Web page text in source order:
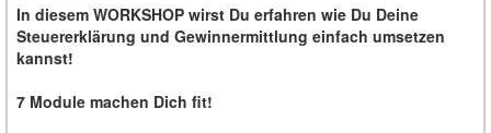
In diesem WORKSHOP wirst Du erfahren wie Du Deine
Steuererklärung und Gewinnermittlung einfach umsetzen
kannst!
7 Module machen Dich fit!